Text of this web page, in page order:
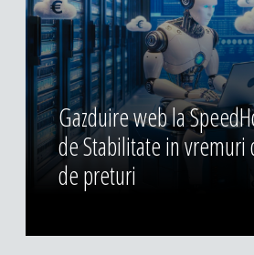
Gazduire web la
de Stabilitate in vremuri
de preturi